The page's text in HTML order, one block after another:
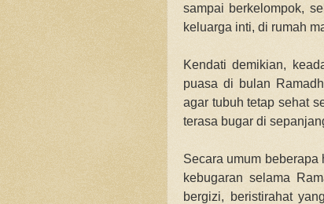
sampai berkelompok,
keluarga inti, di rumah
Kendati demikian,
puasa di bulan
agar tubuh tetap sehat
terasa bugar di
Secara umum
kebugaran selama
bergizi, beristirahat